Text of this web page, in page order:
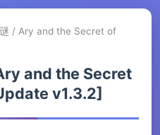
/ Ary and the Secret of
and the Secret
v1.3.2]